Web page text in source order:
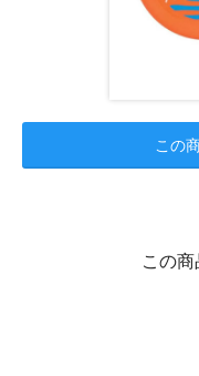
この
この